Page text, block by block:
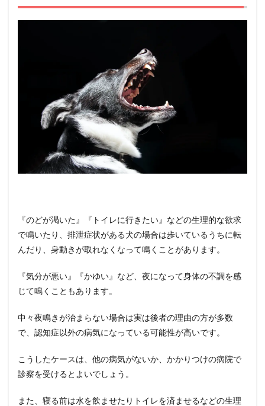
『のどが渇いた』『トイレに行きたい』などの生理的な欲求
で鳴いたり、排泄症状がある犬の場合は歩いているうちに転
んだり、身動きが取れなくなって鳴くことがあります。
『気分が悪い』『かゆい』など、夜になって身体の不調を感
じて鳴くこともあります。
中々夜鳴きが治まらない場合は実は後者の理由の方が多数
で、認知症以外の病気になっている可能性が高いです。
こうしたケースは、他の病気がないか、かかりつけの病院で
診察を受けるとよいでしょう。
また、寝る前は水を飲ませたりトイレを済ませるなどの生理